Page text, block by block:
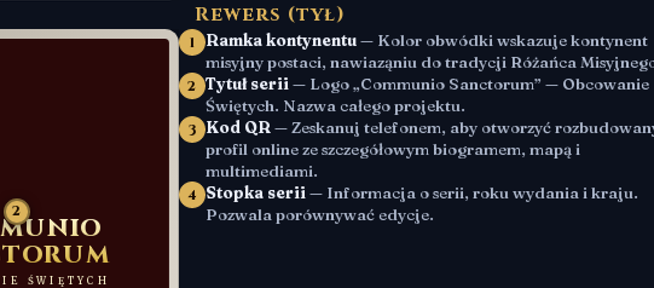
Rewers (tył)
ŚWIĘTYCH
2
1 Ramka kontynentu— Kolor obwódki wskazuje kontynent
misyjny postaci, nawiaząniu do tradycji Różańca
2 Tytuł serii— Logo „Communio Sanctorum” — Obcowanie
Świętych. Nazwa całego projektu.
3 Kod QR— Zeskanuj telefonem, aby otworzyć
profil online ze szczegółowym biogramem, mapą i
multimediami.
4 Stopka serii— Informacja o serii, roku wydania i kraju.
Pozwala porównywać edycje.